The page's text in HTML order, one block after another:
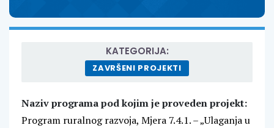
KATEGORIJA:
ZAVRŠENI PROJEKTI
Naziv programa pod kojim je proveden projekt:
Program ruralnog razvoja, Mjera 7.4.1. – „Ulaganja u